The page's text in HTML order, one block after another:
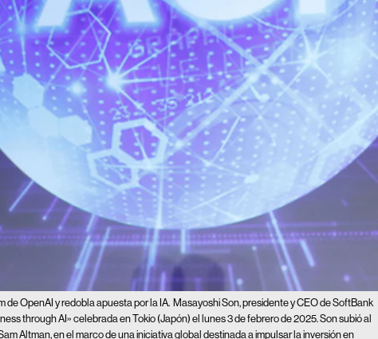
de OpenAI y redobla apuesta por la IA. Masayoshi Son, presidente y CEO de SoftBank
through AI» celebrada en Tokio (Japón) el lunes 3 de febrero de 2025. Son subió al
Altman, en el marco de una iniciativa global destinada a impulsar la inversión en